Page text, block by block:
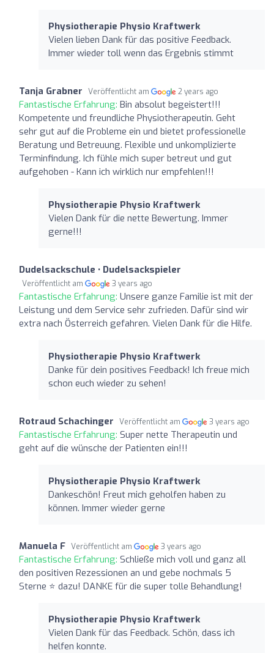
Physiotherapie Physio Kraftwerk
Vielen lieben Dank für das positive Feedback.
Immer wieder toll wenn das Ergebnis stimmt
Tanja Grabner Veröffentlicht am 2 years ago
Fantastische Erfahrung: Bin absolut begeistert!!!
Kompetente und freundliche Physiotherapeutin. Geht
sehr gut auf die Probleme ein und bietet professionelle
Beratung und Betreuung. Flexible und unkomplizierte
Terminfindung. Ich fühle mich super betreut und gut
aufgehoben - Kann ich wirklich nur empfehlen!!!
Physiotherapie Physio Kraftwerk
Vielen Dank für die nette Bewertung. Immer
gerne!!!
Dudelsackschule • Dudelsackspieler
Veröffentlicht am 3 years ago
Fantastische Erfahrung: Unsere ganze Familie ist mit der
Leistung und dem Service sehr zufrieden. Dafür sind wir
extra nach Österreich gefahren. Vielen Dank für die Hilfe.
Physiotherapie Physio Kraftwerk
Danke für dein positives Feedback! Ich freue mich
schon euch wieder zu sehen!
Rotraud Schachinger Veröffentlicht am 3 years ago
Fantastische Erfahrung: Super nette Therapeutin und
geht auf die wünsche der Patienten ein!!!
Physiotherapie Physio Kraftwerk
Dankeschön! Freut mich geholfen haben zu
können. Immer wieder gerne
Manuela F Veröffentlicht am 3 years ago
Fantastische Erfahrung: Schließe mich voll und ganz all
den positiven Rezessionen an und gebe nochmals 5
Sterne ⭐️ dazu! DANKE für die super tolle Behandlung!
Physiotherapie Physio Kraftwerk
Vielen Dank für das Feedback. Schön, dass ich
helfen konnte.